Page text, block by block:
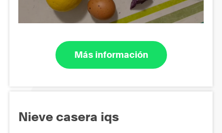
Más información
Nieve casera iqs